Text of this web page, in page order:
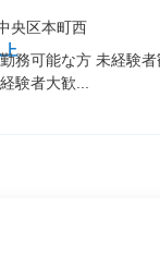
央区本町西
務可能な方 未経験
験者大歓...